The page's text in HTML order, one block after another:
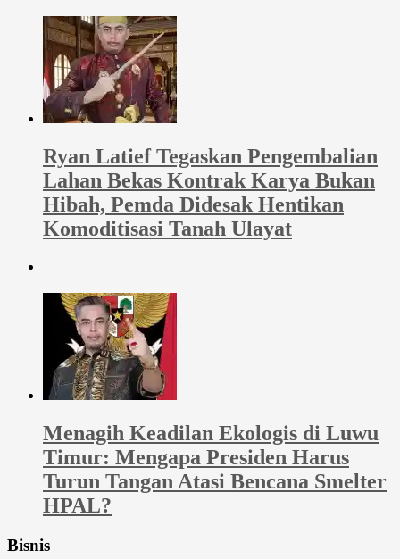
Ryan Latief Tegaskan Pengembalian
Lahan Bekas Kontrak Karya Bukan
Hibah, Pemda Didesak Hentikan
Komoditisasi Tanah Ulayat
Menagih Keadilan Ekologis di Luwu
Timur: Mengapa Presiden Harus
Turun Tangan Atasi Bencana Smelter
HPAL?
Bisnis